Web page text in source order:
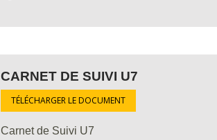
CARNET DE SUIVI U7
TÉLÉCHARGER LE DOCUMENT
Carnet de Suivi U7